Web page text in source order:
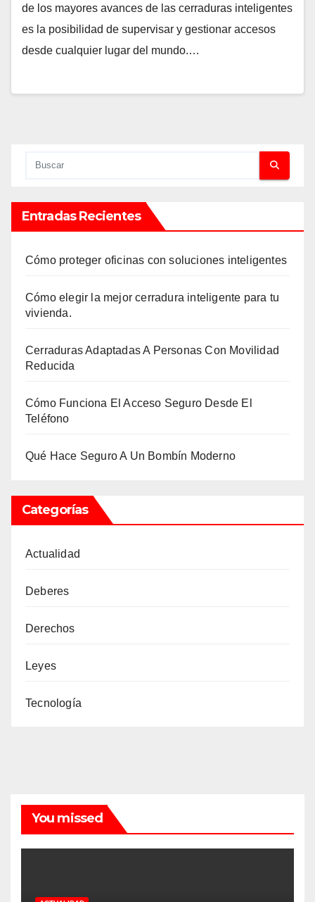
de los mayores avances de las cerraduras inteligentes
es la posibilidad de supervisar y gestionar accesos
desde cualquier lugar del mundo.…
Entradas Recientes
Cómo proteger oficinas con soluciones inteligentes
Cómo elegir la mejor cerradura inteligente para tu
vivienda.
Cerraduras Adaptadas A Personas Con Movilidad
Reducida
Cómo Funciona El Acceso Seguro Desde El
Teléfono
Qué Hace Seguro A Un Bombín Moderno
Categorías
Actualidad
Deberes
Derechos
Leyes
Tecnología
You missed